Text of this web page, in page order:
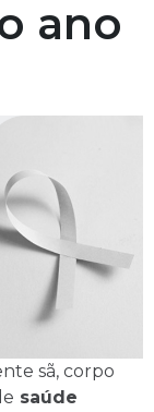
ano
sã, corpo
saúde